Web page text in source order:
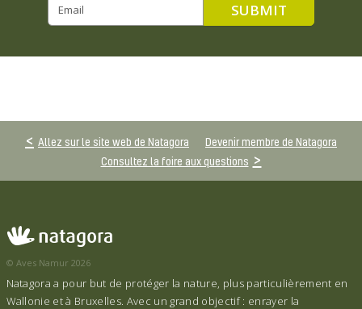
Allez sur le site web de Natagora
Devenir membre de Natagora
Consultez la foire aux questions
© Aves Namur 2026
Natagora a pour but de protéger la nature, plus particulièrement en
Wallonie et à Bruxelles. Avec un grand objectif : enrayer la